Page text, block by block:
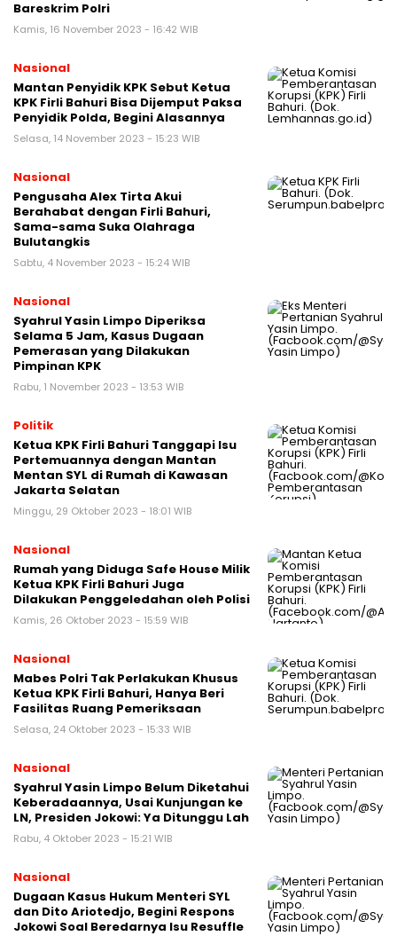
Bareskrim Polri
Kamis, 16 November 2023 - 16:42 WIB
Nasional
Mantan Penyidik KPK Sebut Ketua
KPK Firli Bahuri Bisa Dijemput Paksa
Penyidik Polda, Begini Alasannya
Selasa, 14 November 2023 - 15:23 WIB
Nasional
Pengusaha Alex Tirta Akui
Berahabat dengan Firli Bahuri,
Sama-sama Suka Olahraga
Bulutangkis
Sabtu, 4 November 2023 - 15:24 WIB
Nasional
Syahrul Yasin Limpo Diperiksa
Selama 5 Jam, Kasus Dugaan
Pemerasan yang Dilakukan
Pimpinan KPK
Rabu, 1 November 2023 - 13:53 WIB
Politik
Ketua KPK Firli Bahuri Tanggapi Isu
Pertemuannya dengan Mantan
Mentan SYL di Rumah di Kawasan
Jakarta Selatan
Minggu, 29 Oktober 2023 - 18:01 WIB
Nasional
Rumah yang Diduga Safe House Milik
Ketua KPK Firli Bahuri Juga
Dilakukan Penggeledahan oleh Polisi
Kamis, 26 Oktober 2023 - 15:59 WIB
Nasional
Mabes Polri Tak Perlakukan Khusus
Ketua KPK Firli Bahuri, Hanya Beri
Fasilitas Ruang Pemeriksaan
Selasa, 24 Oktober 2023 - 15:33 WIB
Nasional
Syahrul Yasin Limpo Belum Diketahui
Keberadaannya, Usai Kunjungan ke
LN, Presiden Jokowi: Ya Ditunggu Lah
Rabu, 4 Oktober 2023 - 15:21 WIB
Nasional
Dugaan Kasus Hukum Menteri SYL
dan Dito Ariotedjo, Begini Respons
Jokowi Soal Beredarnya Isu Resuffle